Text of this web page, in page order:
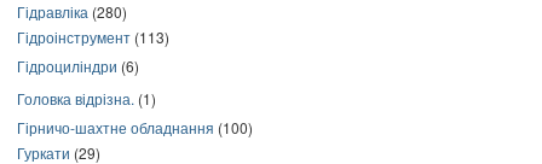
Гідравліка (280)
Гідроінструмент (113)
Гідроциліндри (6)
Головка відрізна. (1)
Гірничо-шахтне обладнання (100)
Гуркати (29)